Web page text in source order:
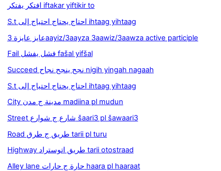
افتكر يفتكر iftakar yiftikir to
S.t احتاج يحتاج احتياج إلى ihtaag yihtaag
عايز عايزة 3aayiz/3aayza 3aawiz/3aawza active participle
Fail فشل يفشل fašal yifšal
Succeed نجح ينجح نجاح nigih yingah nagaah
S.t احتاج يحتاج احتياج إلى ihtaag yihtaag
City مدينة ج مدن madiina pl mudun
Street شارع ج شوارع šaari3 pl šawaari3
Road طريق ج طرق tarii pl turu
Highway طريق اتوستراد tarii otostraad
Alley lane حارة ج حارات haara pl haaraat